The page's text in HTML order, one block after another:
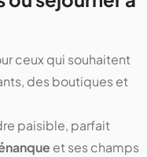
ceux qui souhaitent
des boutiques et
paisible, parfait
et ses champs